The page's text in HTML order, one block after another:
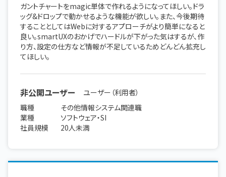
ガントチャートをmagic単体で作れるようになってほしい。ドラ
ッグ&ドロップで動かせるような機能が欲しい。また、今後期待
することとしてはWebに対するアプローチがより簡単になると
良い。smartUXのおかげでハードルが下がった気はするが、作
り方、設定の仕方など情報が不足しているためどんどん拡充し
てほしい。
非公開ユーザー
ユーザー（利用者）
職種
その他情報システム関連職
業種
ソフトウェア・SI
社員規模
20人未満